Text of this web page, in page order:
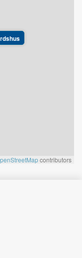
contributors